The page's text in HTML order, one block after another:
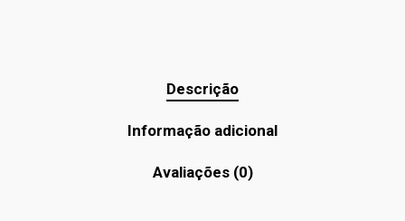
Descrição
Informação adicional
Avaliações (0)